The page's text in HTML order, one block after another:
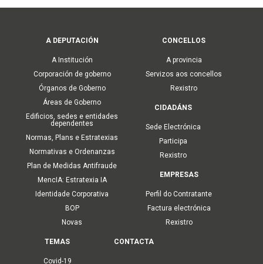
navigation
A DEPUTACIÓN
A Institución
Corporación de goberno
Órganos de Goberno
Áreas de Goberno
Edificios, sedes e entidades
dependentes
Normas, Plans e Estratexias
Normativas e Ordenanzas
Plan de Medidas Antifraude
MencIA: Estratexia IA
Identidade Corporativa
BOP
Novas
CONCELLOS
A provincia
Servizos aos concellos
Rexistro
CIDADÁNS
Sede Electrónica
Participa
Rexistro
EMPRESAS
Perfil do Contratante
Factura electrónica
Rexistro
TEMAS
Covid-19
CONTACTA